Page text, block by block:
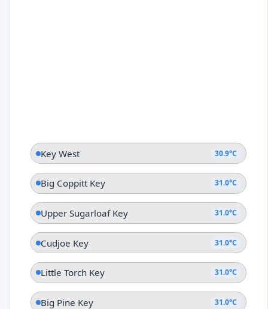
Key West 30.9°C
Big Coppitt Key 31.0°C
Upper Sugarloaf Key 31.0°C
Cudjoe Key 31.0°C
Little Torch Key 31.0°C
Big Pine Key 31.0°C